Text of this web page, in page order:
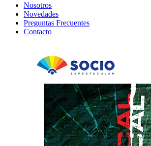
Nosotros
Novedades
Preguntas Frecuentes
Contacto